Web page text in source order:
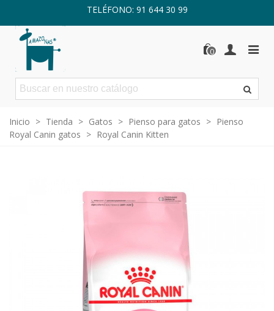
TELÉFONO: 91 644 30 99
0
Inicio > Tienda > Gatos > Pienso para gatos > Pienso
Royal Canin gatos > Royal Canin Kitten